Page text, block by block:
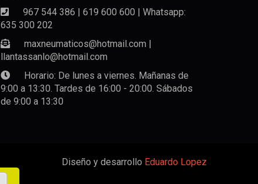
967 544 386 | 619 600 600 | Whatsapp:
635 300 202
maxneumaticos@hotmail.com |
llantassanlo@hotmail.com
Horario: De lunes a viernes. Mañanas de
9:00 a 13:30. Tardes de 16:00 - 20:00. Sábados
de 9:00 a 13:30
Diseño y desarrollo Eduardo Lopez